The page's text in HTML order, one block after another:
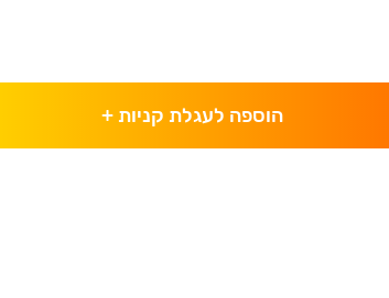
הוספה לעגלת קניות+